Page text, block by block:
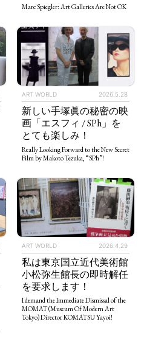
Marc Spiegler: Art Galleries Are Not OK
ART WORLD 2026.5.28
新しい手塚眞の秘密の映
画「エスフィ / SPh」を
とても楽しみ！
Really Looking Forward to the New Secret
Film by Makoto Tezuka, “SPh”!
ART WORLD 2026.4.29
私は東京国立近代美術館
小松弥生館長の即時解任
を要求します！
I demand the Immediate Dismissal of the
MOMAT (Museum Of Modern Art
Tokyo) Director KOMATSU Yayoi!